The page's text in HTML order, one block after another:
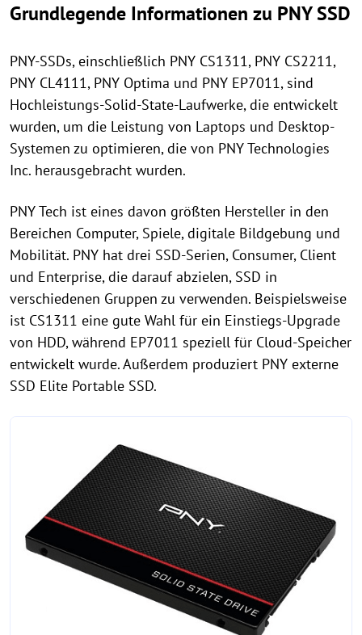
Grundlegende Informationen zu PNY SSD
PNY-SSDs, einschließlich PNY CS1311, PNY CS2211,
PNY CL4111, PNY Optima und PNY EP7011, sind
Hochleistungs-Solid-State-Laufwerke, die entwickelt
wurden, um die Leistung von Laptops und Desktop-
Systemen zu optimieren, die von PNY Technologies
Inc. herausgebracht wurden.
PNY Tech ist eines davon größten Hersteller in den
Bereichen Computer, Spiele, digitale Bildgebung und
Mobilität. PNY hat drei SSD-Serien, Consumer, Client
und Enterprise, die darauf abzielen, SSD in
verschiedenen Gruppen zu verwenden. Beispielsweise
ist CS1311 eine gute Wahl für ein Einstiegs-Upgrade
von HDD, während EP7011 speziell für Cloud-Speicher
entwickelt wurde. Außerdem produziert PNY externe
SSD Elite Portable SSD.